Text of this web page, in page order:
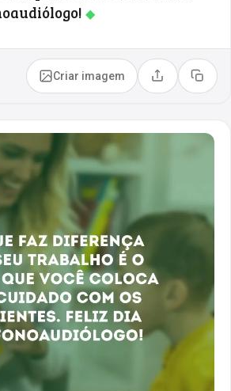
◆
Criar imagem Compartilhar
Copiar